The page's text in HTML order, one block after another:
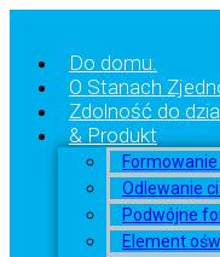
Do domu.
O Stanach
Zdolność do
& Produkt
Odlewanie
Podwójne
Element